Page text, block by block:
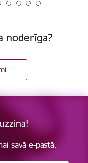
noderīga?
savā e-pastā.